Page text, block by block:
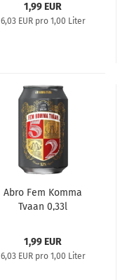
1,99 EUR
6,03 EUR pro 1,00 Liter
Abro Fem Komma
Tvaan 0,33l
1,99 EUR
6,03 EUR pro 1,00 Liter